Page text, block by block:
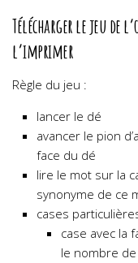
Télécharger le jeu de
l’imprimer
Règle du jeu :
lancer le dé
avancer le pion
face du dé
lire le mot sur la
synonyme de ce
cases
case avec la
le nombre